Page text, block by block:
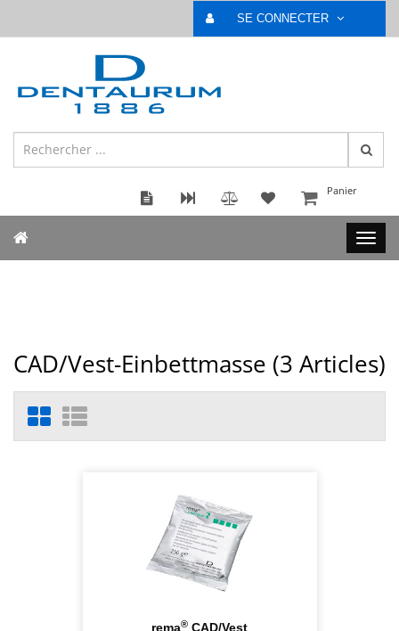
SE CONNECTER
Panier
CAD/Vest-Einbettmasse (3 Articles)
rema® CAD/Vest